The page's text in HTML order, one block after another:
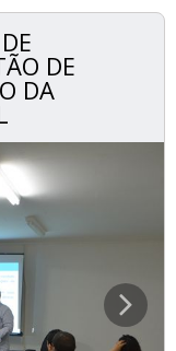
DE
DA